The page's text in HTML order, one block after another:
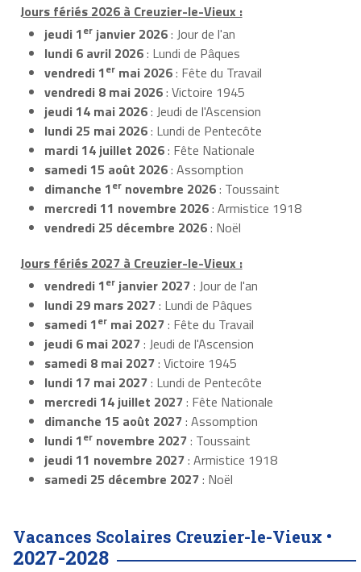
Jours fériés 2026 à Creuzier-le-Vieux :
jeudi 1er janvier 2026: Jour de l'an
lundi 6 avril 2026: Lundi de Pâques
vendredi 1er mai 2026: Fête du Travail
vendredi 8 mai 2026: Victoire 1945
jeudi 14 mai 2026: Jeudi de l'Ascension
lundi 25 mai 2026: Lundi de Pentecôte
mardi 14 juillet 2026: Fête Nationale
samedi 15 août 2026: Assomption
dimanche 1er novembre 2026: Toussaint
mercredi 11 novembre 2026: Armistice 1918
vendredi 25 décembre 2026: Noël
Jours fériés 2027 à Creuzier-le-Vieux :
vendredi 1er janvier 2027: Jour de l'an
lundi 29 mars 2027: Lundi de Pâques
samedi 1er mai 2027: Fête du Travail
jeudi 6 mai 2027: Jeudi de l'Ascension
samedi 8 mai 2027: Victoire 1945
lundi 17 mai 2027: Lundi de Pentecôte
mercredi 14 juillet 2027: Fête Nationale
dimanche 15 août 2027: Assomption
lundi 1er novembre 2027: Toussaint
jeudi 11 novembre 2027: Armistice 1918
samedi 25 décembre 2027: Noël
Vacances Scolaires Creuzier-le-Vieux •
2027-2028